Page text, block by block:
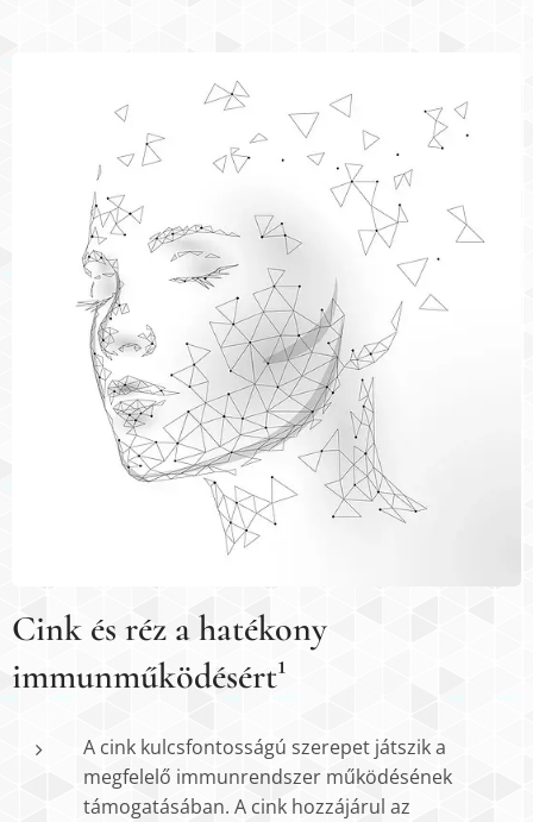
Cink és réz a hatékony
immunműködésért¹
A cink kulcsfontosságú szerepet játszik a
megfelelő immunrendszer működésének
támogatásában. A cink hozzájárul az